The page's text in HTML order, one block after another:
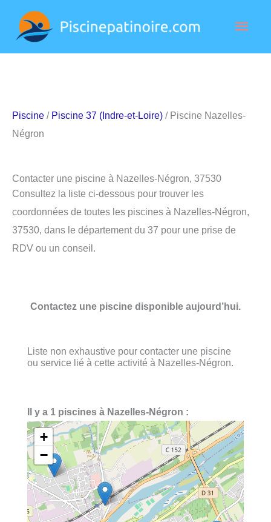
contenu
Piscine / Piscine 37 (Indre-et-Loire) / Piscine Nazelles-
Négron
Contacter une piscine à Nazelles-Négron, 37530
Consultez la liste ci-dessous pour trouver les
coordonnées de toutes les piscines à Nazelles-Négron,
37530, dans le département du 37 pour une prise de
RDV ou un conseil.
Contactez une piscine disponible aujourd’hui.
Liste non exhaustive pour contacter une piscine
ou service lié à cette activité à Nazelles-Négron.
Il y a 1 piscines à Nazelles-Négron :
+
−